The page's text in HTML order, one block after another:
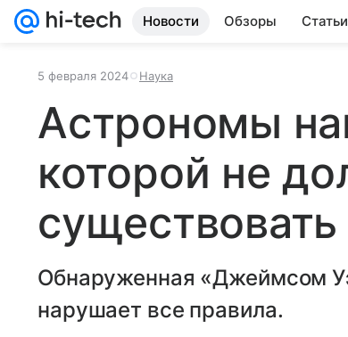
Новости Обзоры Статьи
5 февраля 2024 Наука
Астрономы
которой не
существовать
Обнаруженная «Джеймсом
нарушает все правила.